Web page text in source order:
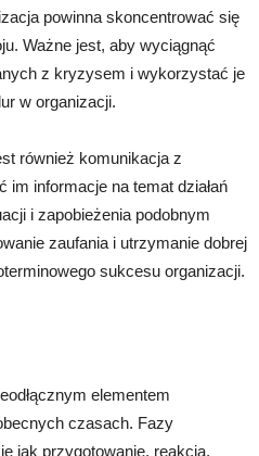
powinna skoncentrować się
Ważne jest, aby wyciągnąć
z kryzysem i wykorzystać je
w organizacji.
również komunikacja z
im informacje na temat działań
i zapobieżenia podobnym
zaufania i utrzymanie dobrej
sukcesu organizacji.
elementem
czasach. Fazy
jak przygotowanie, reakcja,